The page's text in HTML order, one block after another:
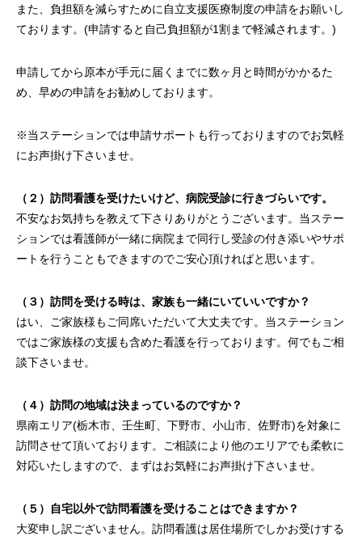
また、負担額を減らすために自立支援医療制度の申請をお願いし
ております。(申請すると自己負担額が1割まで軽減されます。)
申請してから原本が手元に届くまでに数ヶ月と時間がかかるた
め、早めの申請をお勧めしております。
※当ステーションでは申請サポートも行っておりますのでお気軽
にお声掛け下さいませ。
（２）訪問看護を受けたいけど、病院受診に行きづらいです。
不安なお気持ちを教えて下さりありがとうございます。当ステー
ションでは看護師が一緒に病院まで同行し受診の付き添いやサポ
ートを行うこともできますのでご安心頂ければと思います。
（３）訪問を受ける時は、家族も一緒にいていいですか？
はい、ご家族様もご同席いただいて大丈夫です。当ステーション
ではご家族様の支援も含めた看護を行っております。何でもご相
談下さいませ。
（４）訪問の地域は決まっているのですか？
県南エリア(栃木市、壬生町、下野市、小山市、佐野市)を対象に
訪問させて頂いております。ご相談により他のエリアでも柔軟に
対応いたしますので、まずはお気軽にお声掛け下さいませ。
（５）自宅以外で訪問看護を受けることはできますか？
大変申し訳ございません。訪問看護は居住場所でしかお受けする